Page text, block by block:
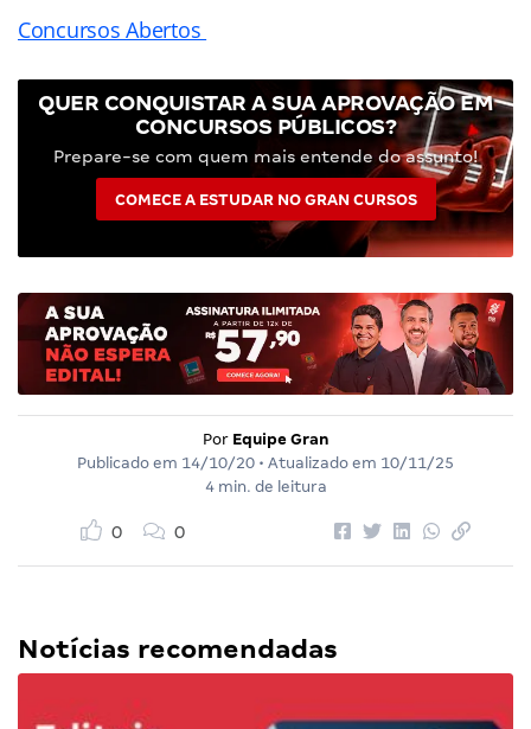
Concursos Abertos
QUER CONQUISTAR A SUA APROVAÇÃO EM
CONCURSOS PÚBLICOS?
Prepare-se com quem mais entende do assunto!
COMECE A ESTUDAR NO GRAN CURSOS
Por Equipe Gran
Publicado em 14/10/20 • Atualizado em 10/11/25
4 min. de leitura
0 0
Notícias recomendadas